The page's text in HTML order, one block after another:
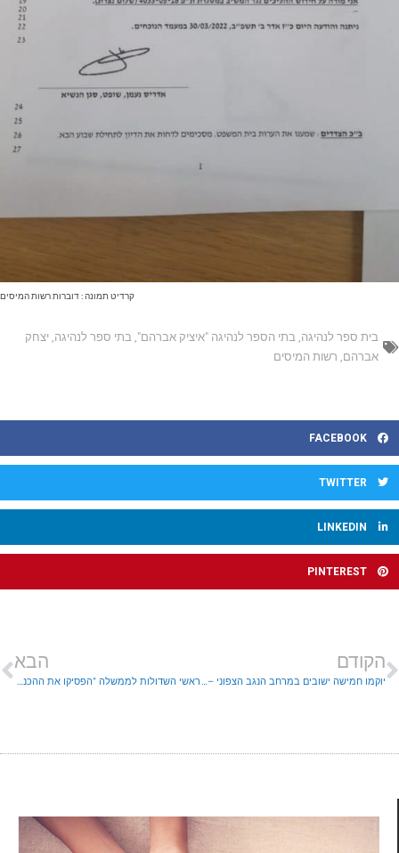
קרדיט תמונה : דוברות רשות המיסים
בית ספר לנהיגה,בתי הספר לנהיגה "איציק אברהם",בתי ספר לנהיגה,יצחק
אברהם,רשות המיסים
FACEBOOK
TWITTER
LINKEDIN
PINTEREST
הקודם
יוקמו חמישה ישובים במרחב הנגב הצפוני – יישובי מבואות ערד
הבא
ראשי השדולות לממשלה "הפסיקו את ההכנות לפינוי חומש! עיצרו את המחסומיזציה"